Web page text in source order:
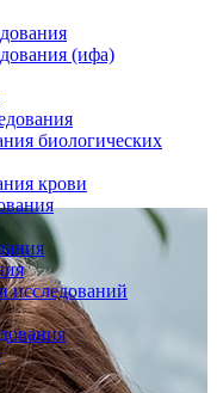
(ифа)
биологических
крови
исследований